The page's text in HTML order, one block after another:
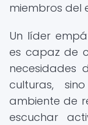
miembros del
Un líder
es capaz de
necesidades
culturas,
ambiente de
escuchar